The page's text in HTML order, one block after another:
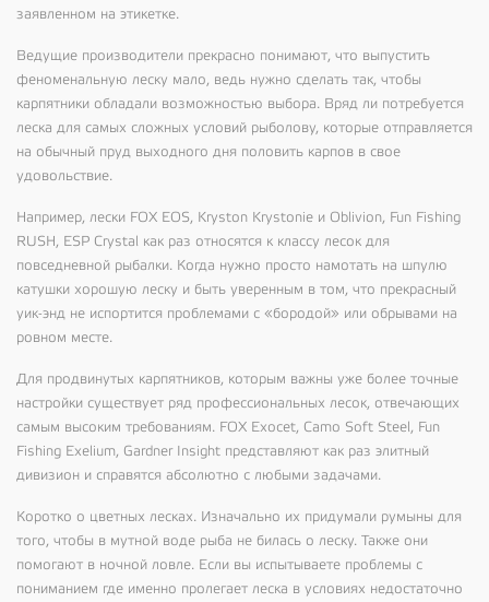
заявленном на этикетке.
Ведущие производители прекрасно понимают, что выпустить
феноменальную леску мало, ведь нужно сделать так, чтобы
карпятники обладали возможностью выбора. Вряд ли потребуется
леска для самых сложных условий рыболову, которые отправляется
на обычный пруд выходного дня половить карпов в свое
удовольствие.
Например, лески FOX EOS, Kryston Krystonie и Oblivion, Fun Fishing
RUSH, ESP Crystal как раз относятся к классу лесок для
повседневной рыбалки. Когда нужно просто намотать на шпулю
катушки хорошую леску и быть уверенным в том, что прекрасный
уик-энд не испортится проблемами с «бородой» или обрывами на
ровном месте.
Для продвинутых карпятников, которым важны уже более точные
настройки существует ряд профессиональных лесок, отвечающих
самым высоким требованиям. FOX Exocet, Camo Soft Steel, Fun
Fishing Exelium, Gardner Insight представляют как раз элитный
дивизион и справятся абсолютно с любыми задачами.
Коротко о цветных лесках. Изначально их придумали румыны для
того, чтобы в мутной воде рыба не билась о леску. Также они
помогают в ночной ловле. Если вы испытываете проблемы с
пониманием где именно пролегает леска в условиях недостаточно